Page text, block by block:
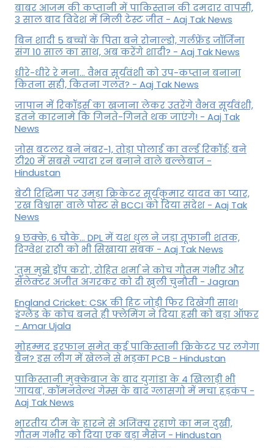
बाबर आजम की कप्तानी में पाकिस्तान की दमदार वापसी,
3 साल बाद विदेश में मिली टेस्ट जीत - Aaj Tak News
बिन शादी 5 बच्चों के पिता बने रोनाल्डो, गर्लफ्रेंड जॉर्जिना
संग 10 साल का साथ, अब करेंगे शादी? - Aaj Tak News
धीरे-धीरे रे मना… वैभव सूर्यवंशी को उप-कप्तान बनाना
कितना सही, कितना गलत? - Aaj Tak News
जापान में रिकॉर्ड्स का खजाना लेकर उतरेंगे वैभव सूर्यवंशी,
इतने कारनामे कि गिनते-गिनते थक जाएंगे! - Aaj Tak
News
जोस बटलर बने नंबर-1, तोड़ा पोलार्ड का वर्ल्ड रिकॉर्ड; बने
टी20 में सबसे ज्यादा रन बनाने वाले बल्लेबाज -
Hindustan
बेटी र‍िद्ध‍िमा पर उमड़ा क्रिकेटर सूर्यकुमार यादव का प्यार,
'रख विश्वास' वाले पोस्ट से BCCI को दिया संदेश - Aaj Tak
News
9 छक्के, 6 चौके... DPL में यश धुल ने जड़ा तूफानी शतक,
द‍िग्वेश राठी को भी स‍िखाया सबक - Aaj Tak News
'तुम मुझे ड्रॉप करो', रोहित शर्मा ने कोच गौतम गंभीर और
सेलेक्टर अजीत अगरकर को दी खुली चुनौती - Jagran
England Cricket: CSK की हिट जोड़ी फिर दिखेगी साथ!
इंग्लैंड के कोच बनते ही फ्लेमिंग ने दिया हसी को बड़ा ऑफर
- Amar Ujala
मोहम्मद इरफान समेत कई पाकिस्तानी क्रिकेटर पर लगेगा
बैन? इस लीग में खेलने से भड़का PCB - Hindustan
पाकिस्तानी मुक्केबाज के बाद युगांडा के 4 खिलाड़ी भी
'गायब', कॉमनवेल्थ गेम्स के बाद ग्लासगो में मचा हड़कंप -
Aaj Tak News
भारतीय टीम के हारने से अजिंक्य रहाणे का मन दुखी,
गौतम गंभीर को दिया एक बड़ा मैसेज - Hindustan